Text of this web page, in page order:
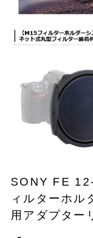
SONY FE
ィルターホル
用アダプター